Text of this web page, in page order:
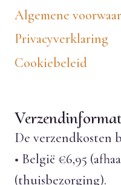
Algemene
Privacyverklaring
Cookiebeleid
De verzendkosten
• België €6,95
(thuisbezorging).